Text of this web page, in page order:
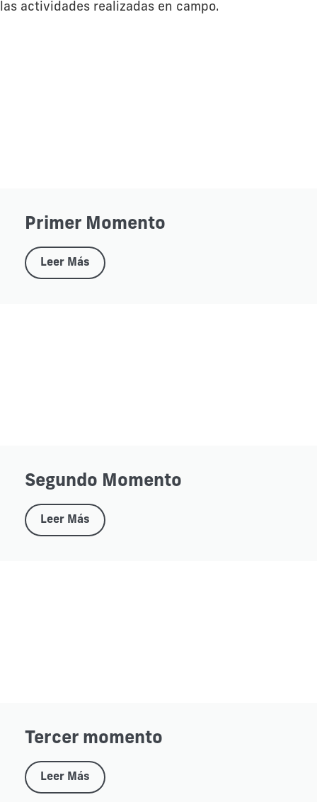
las actividades realizadas en campo.
Primer Momento
Leer Más
Segundo Momento
Leer Más
Tercer momento
Leer Más